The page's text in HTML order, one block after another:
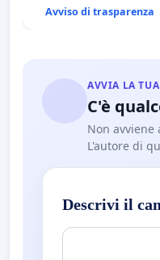
Avviso di trasparenza
AVVIA LA
C'è
Non avviene
L'autore di
Descrivi il